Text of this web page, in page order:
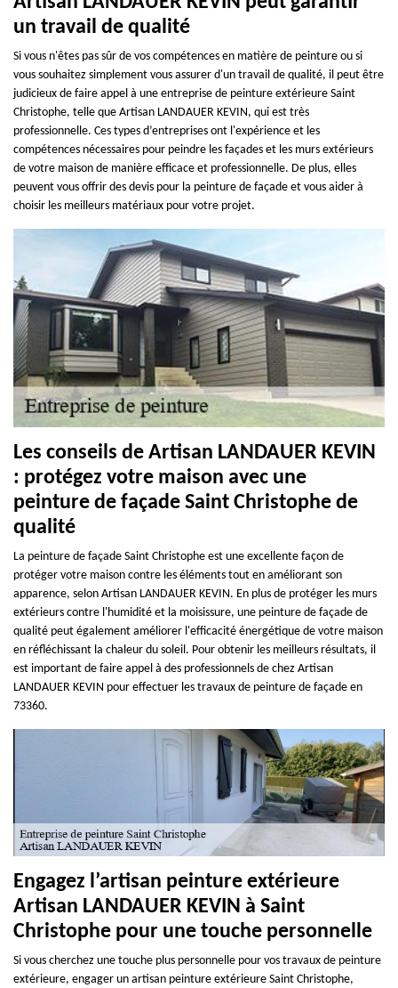
un travail de qualité
Si vous n'êtes pas sûr de vos compétences en matière de peinture ou si
vous souhaitez simplement vous assurer d'un travail de qualité, il peut être
judicieux de faire appel à une entreprise de peinture extérieure Saint
Christophe, telle que Artisan LANDAUER KEVIN, qui est très
professionnelle. Ces types d’entreprises ont l'expérience et les
compétences nécessaires pour peindre les façades et les murs extérieurs
de votre maison de manière efficace et professionnelle. De plus, elles
peuvent vous offrir des devis pour la peinture de façade et vous aider à
choisir les meilleurs matériaux pour votre projet.
Les conseils de Artisan LANDAUER KEVIN
: protégez votre maison avec une
peinture de façade Saint Christophe de
qualité
La peinture de façade Saint Christophe est une excellente façon de
protéger votre maison contre les éléments tout en améliorant son
apparence, selon Artisan LANDAUER KEVIN. En plus de protéger les murs
extérieurs contre l'humidité et la moisissure, une peinture de façade de
qualité peut également améliorer l'efficacité énergétique de votre maison
en réfléchissant la chaleur du soleil. Pour obtenir les meilleurs résultats, il
est important de faire appel à des professionnels de chez Artisan
LANDAUER KEVIN pour effectuer les travaux de peinture de façade en
73360.
Engagez l’artisan peinture extérieure
Artisan LANDAUER KEVIN à Saint
Christophe pour une touche personnelle
Si vous cherchez une touche plus personnelle pour vos travaux de peinture
extérieure, engager un artisan peinture extérieure Saint Christophe,